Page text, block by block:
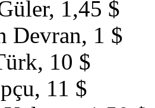
1,45 $
Devran, 1 $
10 $
11 $